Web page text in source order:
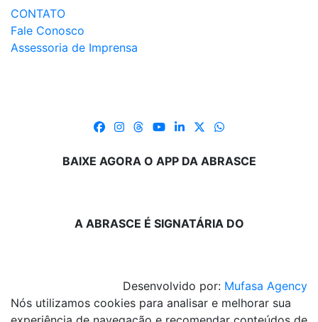
CONTATO
Fale Conosco
Assessoria de Imprensa
BAIXE AGORA O APP DA ABRASCE
A ABRASCE É SIGNATÁRIA DO
Desenvolvido por: Mufasa Agency
Nós utilizamos cookies para analisar e melhorar sua